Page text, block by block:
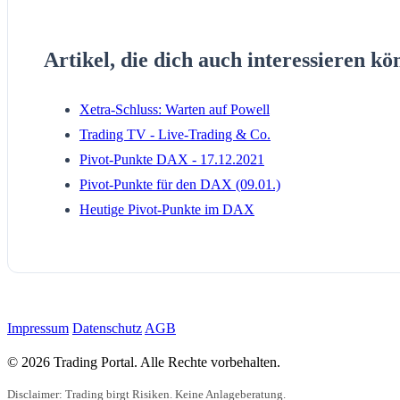
Artikel, die dich auch interessieren
Xetra-Schluss: Warten auf Powell
Trading TV - Live-Trading & Co.
Pivot-Punkte DAX - 17.12.2021
Pivot-Punkte für den DAX (09.01.)
Heutige Pivot-Punkte im DAX
Impressum Datenschutz AGB
© 2026 Trading Portal. Alle Rechte vorbehalten.
Disclaimer: Trading birgt Risiken. Keine Anlageberatung.